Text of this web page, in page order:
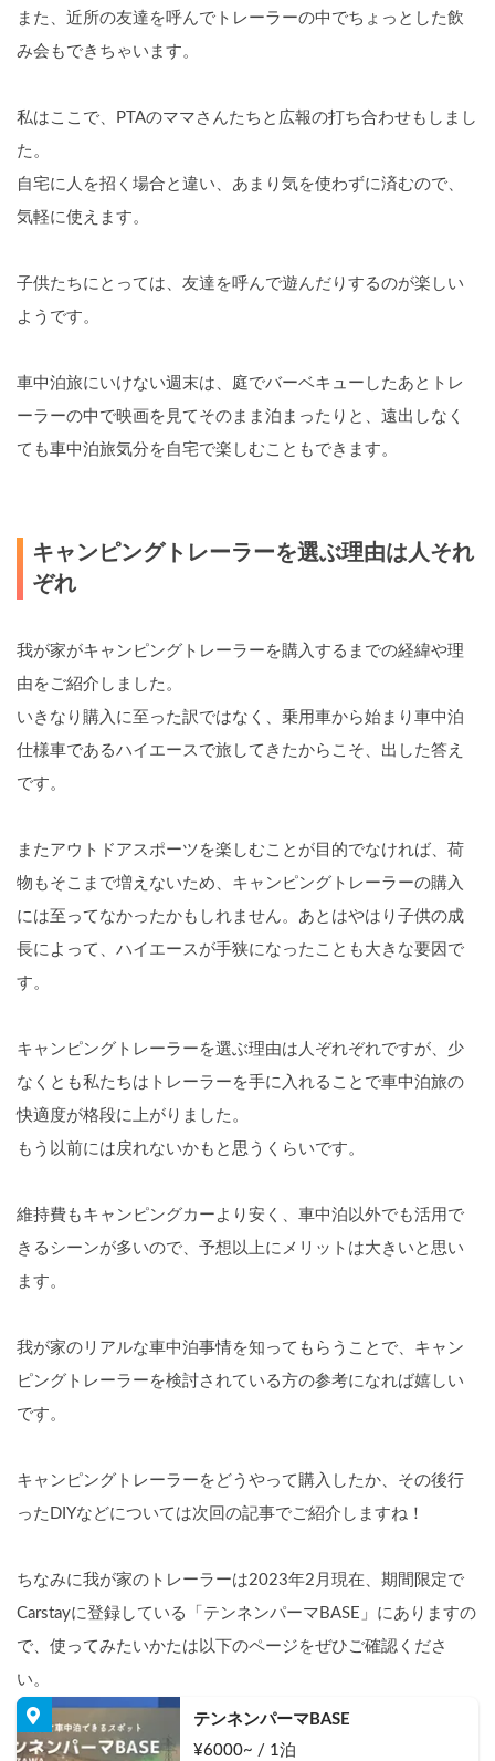
また、近所の友達を呼んでトレーラーの中でちょっとした飲
み会もできちゃいます。
私はここで、PTAのママさんたちと広報の打ち合わせもしまし
た。
自宅に人を招く場合と違い、あまり気を使わずに済むので、
気軽に使えます。
子供たちにとっては、友達を呼んで遊んだりするのが楽しい
ようです。
車中泊旅にいけない週末は、庭でバーベキューしたあとトレ
ーラーの中で映画を見てそのまま泊まったりと、遠出しなく
ても車中泊旅気分を自宅で楽しむこともできます。
キャンピングトレーラーを選ぶ理由は人それ
ぞれ
我が家がキャンピングトレーラーを購入するまでの経緯や理
由をご紹介しました。
いきなり購入に至った訳ではなく、乗用車から始まり車中泊
仕様車であるハイエースで旅してきたからこそ、出した答え
です。
またアウトドアスポーツを楽しむことが目的でなければ、荷
物もそこまで増えないため、キャンピングトレーラーの購入
には至ってなかったかもしれません。あとはやはり子供の成
長によって、ハイエースが手狭になったことも大きな要因で
す。
キャンピングトレーラーを選ぶ理由は人ぞれぞれですが、少
なくとも私たちはトレーラーを手に入れることで車中泊旅の
快適度が格段に上がりました。
もう以前には戻れないかもと思うくらいです。
維持費もキャンピングカーより安く、車中泊以外でも活用で
きるシーンが多いので、予想以上にメリットは大きいと思い
ます。
我が家のリアルな車中泊事情を知ってもらうことで、キャン
ピングトレーラーを検討されている方の参考になれば嬉しい
です。
キャンピングトレーラーをどうやって購入したか、その後行
ったDIYなどについては次回の記事でご紹介しますね！
ちなみに我が家のトレーラーは2023年2月現在、期間限定で
Carstayに登録している「テンネンパーマBASE」にありますの
で、使ってみたいかたは以下のページをぜひご確認くださ
い。
テンネンパーマBASE
¥6000~ / 1泊